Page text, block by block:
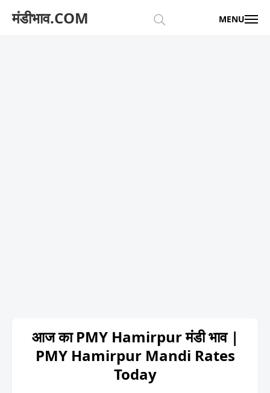
मंडीभाव.COM MENU
आज का PMY Hamirpur मंडी भाव |
PMY Hamirpur Mandi Rates
Today